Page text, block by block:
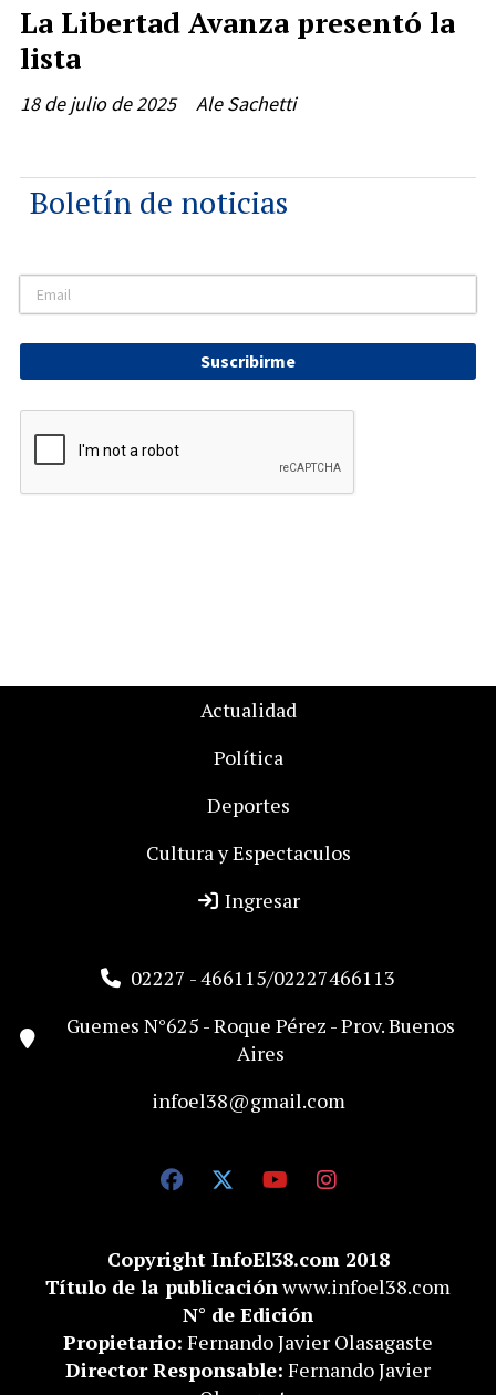
La Libertad Avanza presentó la
lista
Ale Sachetti
18 de julio de 2025
Boletín de noticias
Suscribirme
Actualidad
Política
Deportes
Cultura y Espectaculos
Ingresar
Copyright InfoEl38.com 2018
Título de la publicaciónwww.infoel38.com
N° de Edición
Propietario: Fernando Javier Olasagaste
Director Responsable: Fernando Javier
02227 - 466115/02227466113
Guemes N°625 - Roque Pérez - Prov. Buenos
Aires
infoel38@gmail.com